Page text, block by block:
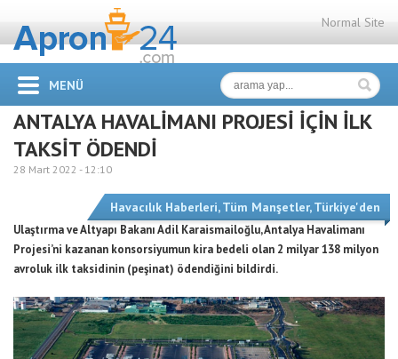
Normal Site
MENÜ
ANTALYA HAVALİMANI PROJESİ İÇİN İLK
TAKSİT ÖDENDİ
28 Mart 2022 - 12:10
Havacılık Haberleri,Tüm Manşetler,Türkiye'den
Ulaştırma ve Altyapı Bakanı Adil Karaismailoğlu, Antalya Havalimanı
Projesi’ni kazanan konsorsiyumun kira bedeli olan 2 milyar 138 milyon
avroluk ilk taksidinin (peşinat) ödendiğini bildirdi.